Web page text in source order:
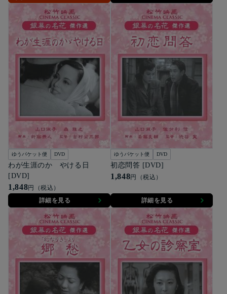
ゆうパケット便 DVD
わが生涯のかゞやける日
[DVD]
1,848円（税込）
詳細を見る
ゆうパケット便 DVD
初恋問答 [DVD]
1,848円（税込）
詳細を見る